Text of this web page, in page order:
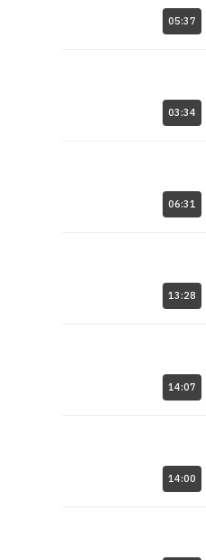
05:37
03:34
06:31
13:28
14:07
14:00